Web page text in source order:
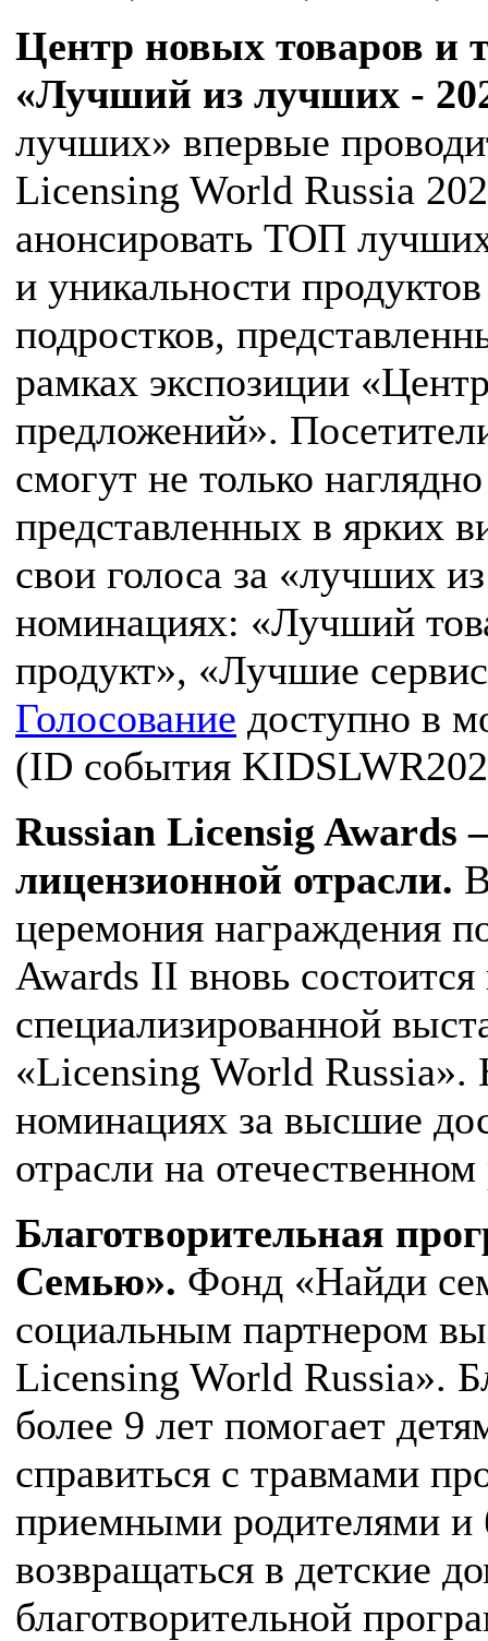
Центр новых товаров и
«Лучший из лучших -
лучших» впервые
Licensing World Russia
анонсировать ТОП
и уникальности
подростков,
рамках экспозиции
предложений».
смогут не только
представленных в ярких
свои голоса за «лучших
номинациях: «Лучший
продукт», «Лучшие
Голосование доступно в
(ID события
Russian Licensig Awards
лицензионной отрасли.
церемония награждения
Awards II вновь
специализированной
«Licensing World Russia».
номинациях за высшие
отрасли на
Благотворительная
Семью». Фонд «Найди
социальным партнером
Licensing World Russia».
более 9 лет помогает
справиться с травмами
приемными родителями и
возвращаться в детские
благотворительной